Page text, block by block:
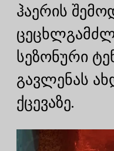
ჰაერის
სეზონური
გავლენას
ქცევაზე.